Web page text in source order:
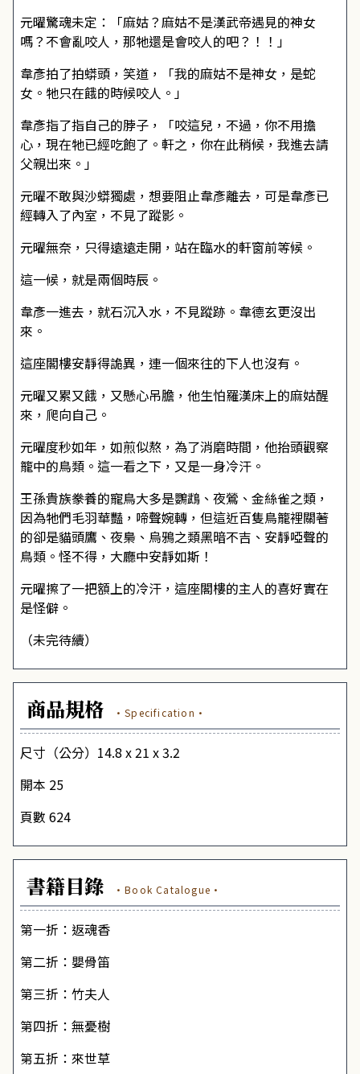
元曜驚魂未定：「麻姑？麻姑不是漢武帝遇見的神女
嗎？不會亂咬人，那牠還是會咬人的吧？！！」
韋彥拍了拍蟒頭，笑道，「我的麻姑不是神女，是蛇
女。牠只在餓的時候咬人。」
韋彥指了指自己的脖子，「咬這兒，不過，你不用擔
心，現在牠已經吃飽了。軒之，你在此稍候，我進去請
父親出來。」
元曜不敢與沙蟒獨處，想要阻止韋彥離去，可是韋彥已
經轉入了內室，不見了蹤影。
元曜無奈，只得遠遠走開，站在臨水的軒窗前等候。
這一候，就是兩個時辰。
韋彥一進去，就石沉入水，不見蹤跡。韋德玄更沒出
來。
這座閣樓安靜得詭異，連一個來往的下人也沒有。
元曜又累又餓，又懸心吊膽，他生怕羅漢床上的麻姑醒
來，爬向自己。
元曜度秒如年，如煎似熬，為了消磨時間，他抬頭觀察
籠中的鳥類。這一看之下，又是一身冷汗。
王孫貴族豢養的寵鳥大多是鸚鵡、夜鶯、金絲雀之類，
因為牠們毛羽華豔，啼聲婉轉，但這近百隻鳥籠裡關著
的卻是貓頭鷹、夜梟、烏鴉之類黑暗不吉、安靜啞聲的
鳥類。怪不得，大廳中安靜如斯！
元曜擦了一把額上的冷汗，這座閣樓的主人的喜好實在
是怪僻。
（未完待續）
商品規格 ·Specification·
尺寸（公分）14.8 x 21 x 3.2
開本 25
頁數 624
書籍目錄 ·Book Catalogue·
第一折：返魂香
第二折：嬰骨笛
第三折：竹夫人
第四折：無憂樹
第五折：來世草